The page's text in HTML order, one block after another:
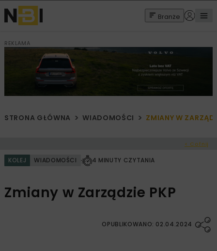
Branże
REKLAMA
STRONA GŁÓWNA WIADOMOŚCI ZMIANY W
< Cofnij
KOLEJ WIADOMOŚCI 4 MINUTY CZYTANIA
Zmiany w Zarządzie PKP
OPUBLIKOWANO: 02.04.2024